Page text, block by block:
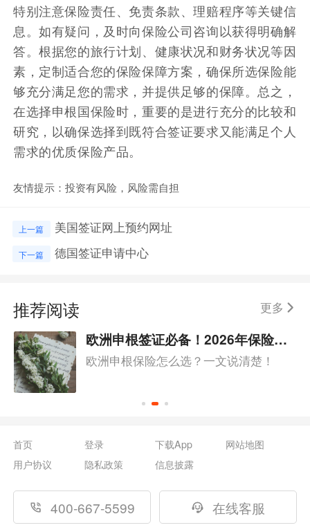
特别注意保险责任、免责条款、理赔程序等关键信
息。如有疑问，及时向保险公司咨询以获得明确解
答。根据您的旅行计划、健康状况和财务状况等因
素，定制适合您的保险保障方案，确保所选保险能
够充分满足您的需求，并提供足够的保障。总之，
在选择申根国保险时，重要的是进行充分的比较和
研究，以确保选择到既符合签证要求又能满足个人
需求的优质保险产品。
友情提示：投资有风险，风险需自担
上一篇 美国签证网上预约网址
下一篇 德国签证申请中心
推荐阅读 更多
欧洲申根签证必备！2026年保险推荐这3款！
欧洲申根保险怎么选？一文说清楚！
首页 登录 下载App
网站地图
用户协议
隐私政策 信息披露
400-667-5599 在线客服